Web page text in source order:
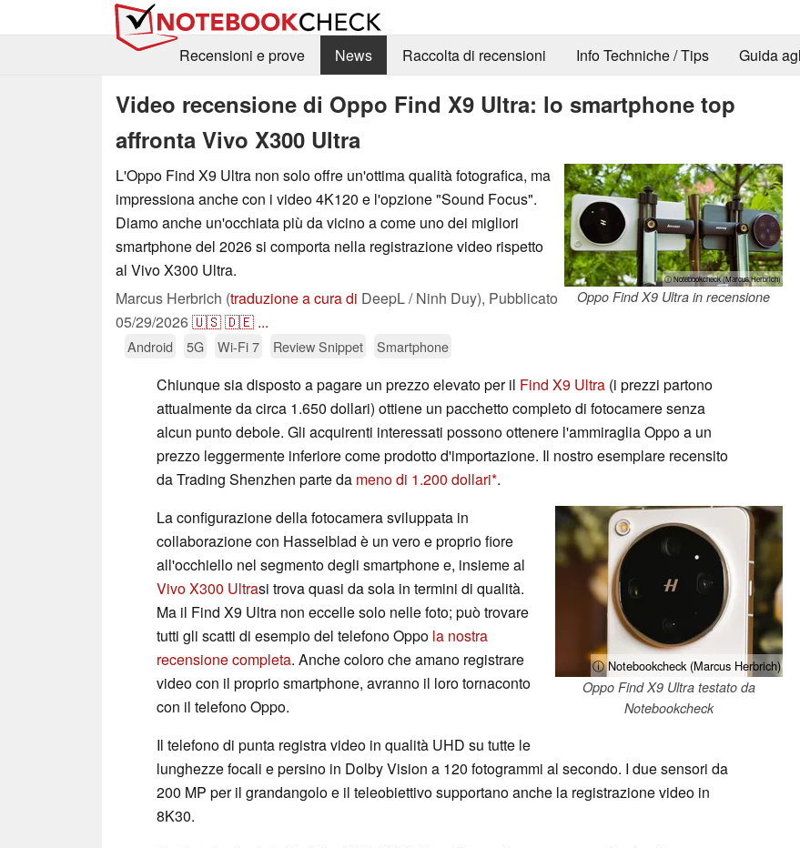
Recensioni e prove
News Raccolta di recensioni Info Techniche / Tips Guida
Video recensione di Oppo Find X9 Ultra: lo smartphone top
affronta Vivo X300 Ultra
ⓘ Notebookcheck (Marcus Herbrich)
Oppo Find X9 Ultra in recensione
L'Oppo Find X9 Ultra non solo offre un'ottima qualità fotografica, ma
impressiona anche con i video 4K120 e l'opzione "Sound Focus".
Diamo anche un'occhiata più da vicino a come uno dei migliori
smartphone del 2026 si comporta nella registrazione video rispetto
al Vivo X300 Ultra.
Marcus Herbrich (traduzione a cura di DeepL / Ninh Duy), Pubblicato
05/29/2026🇺🇸🇩🇪 ...
Android 5G Wi-Fi 7 Review Snippet Smartphone
Chiunque sia disposto a pagare un prezzo elevato per il Find X9 Ultra (i prezzi partono
attualmente da circa 1.650 dollari) ottiene un pacchetto completo di fotocamere senza
alcun punto debole. Gli acquirenti interessati possono ottenere l'ammiraglia Oppo a un
prezzo leggermente inferiore come prodotto d'importazione. Il nostro esemplare recensito
da Trading Shenzhen parte da meno di 1.200 dollari .
ⓘ Notebookcheck (Marcus Herbrich)
Oppo Find X9 Ultra testato da
Notebookcheck
La configurazione della fotocamera sviluppata in
collaborazione con Hasselblad è un vero e proprio fiore
all'occhiello nel segmento degli smartphone e, insieme al
Vivo X300 Ultrasi trova quasi da sola in termini di qualità.
Ma il Find X9 Ultra non eccelle solo nelle foto; può trovare
tutti gli scatti di esempio del telefono Oppo la nostra
recensione completa. Anche coloro che amano registrare
video con il proprio smartphone, avranno il loro tornaconto
con il telefono Oppo.
Il telefono di punta registra video in qualità UHD su tutte le
lunghezze focali e persino in Dolby Vision a 120 fotogrammi al secondo. I due sensori da
200 MP per il grandangolo e il teleobiettivo supportano anche la registrazione video in
8K30.